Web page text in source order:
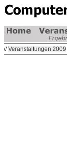
//Veranstaltungen 2009